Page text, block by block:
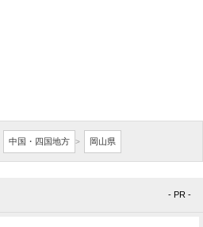
中国・四国地方 > 岡山県
- PR -